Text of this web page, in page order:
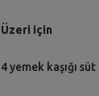
Üzeri için
4 yemek kaşığı